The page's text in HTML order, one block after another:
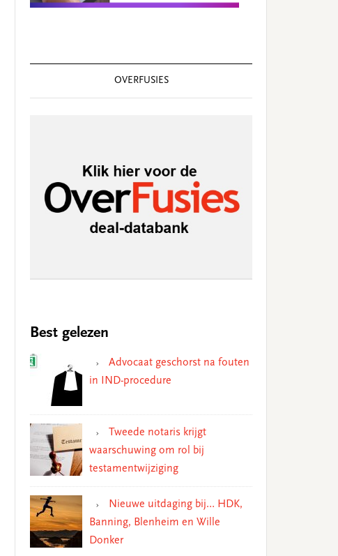
OVERFUSIES
Best gelezen
Advocaat geschorst na fouten
in IND-procedure
Tweede notaris krijgt
waarschuwing om rol bij
testamentwijziging
Nieuwe uitdaging bij… HDK,
Banning, Blenheim en Wille
Donker